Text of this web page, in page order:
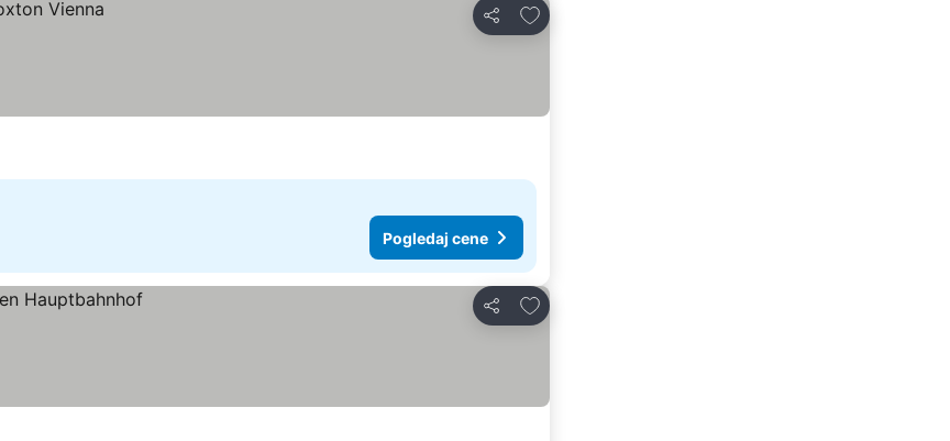
Deli
Dodati u favorite
Pogledaj cene
Deli
Dodati u favorite